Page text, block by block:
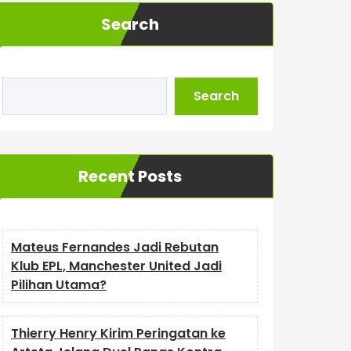
Search
Search
Recent Posts
Mateus Fernandes Jadi Rebutan
Klub EPL, Manchester United Jadi
Pilihan Utama?
Thierry Henry Kirim Peringatan ke